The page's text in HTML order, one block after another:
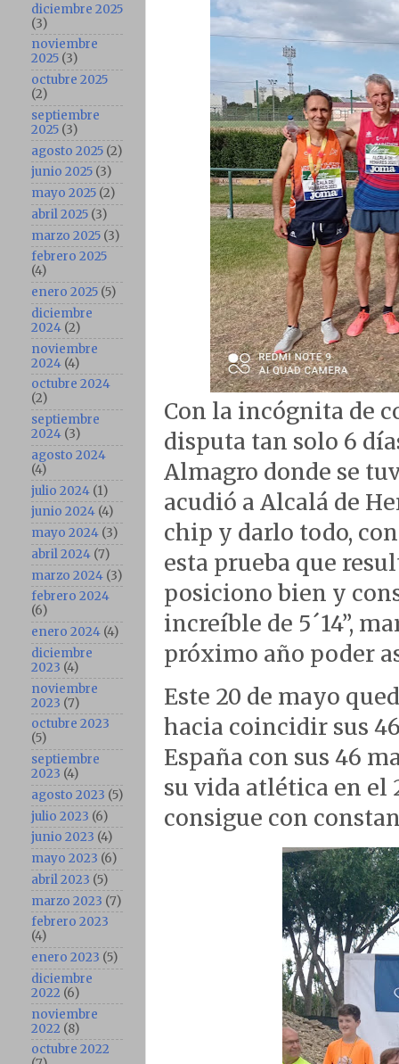
Con la incógnita de
disputa tan solo 6
Almagro donde se
acudió a Alcalá de
chip y darlo todo,
esta prueba que
posiciono bien y
increíble de 5´14”,
próximo año poder
Este 20 de mayo
hacia coincidir sus
España con sus 46
su vida atlética en el
consigue con
diciembre 2025
(3)
noviembre
2025 (3)
octubre 2025
(2)
septiembre
2025 (3)
agosto 2025 (2)
junio 2025 (3)
mayo 2025 (2)
abril 2025 (3)
marzo 2025 (3)
febrero 2025
(4)
enero 2025 (5)
diciembre
2024 (2)
noviembre
2024 (4)
octubre 2024
(2)
septiembre
2024 (3)
agosto 2024
(4)
julio 2024 (1)
junio 2024 (4)
mayo 2024 (3)
abril 2024 (7)
marzo 2024 (3)
febrero 2024
(6)
enero 2024 (4)
diciembre
2023 (4)
noviembre
2023 (7)
octubre 2023
(5)
septiembre
2023 (4)
agosto 2023 (5)
julio 2023 (6)
junio 2023 (4)
mayo 2023 (6)
abril 2023 (5)
marzo 2023 (7)
febrero 2023
(4)
enero 2023 (5)
diciembre
2022 (6)
noviembre
2022 (8)
octubre 2022